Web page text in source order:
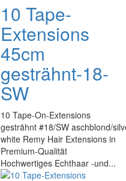
10 Tape-
Extensions
45cm
gesträhnt-18-
SW
10 Tape-On-Extensions
gesträhnt #18/SW aschblond/
white Remy Hair Extensions in
Premium-Qualität
Hochwertiges Echthaar -und...